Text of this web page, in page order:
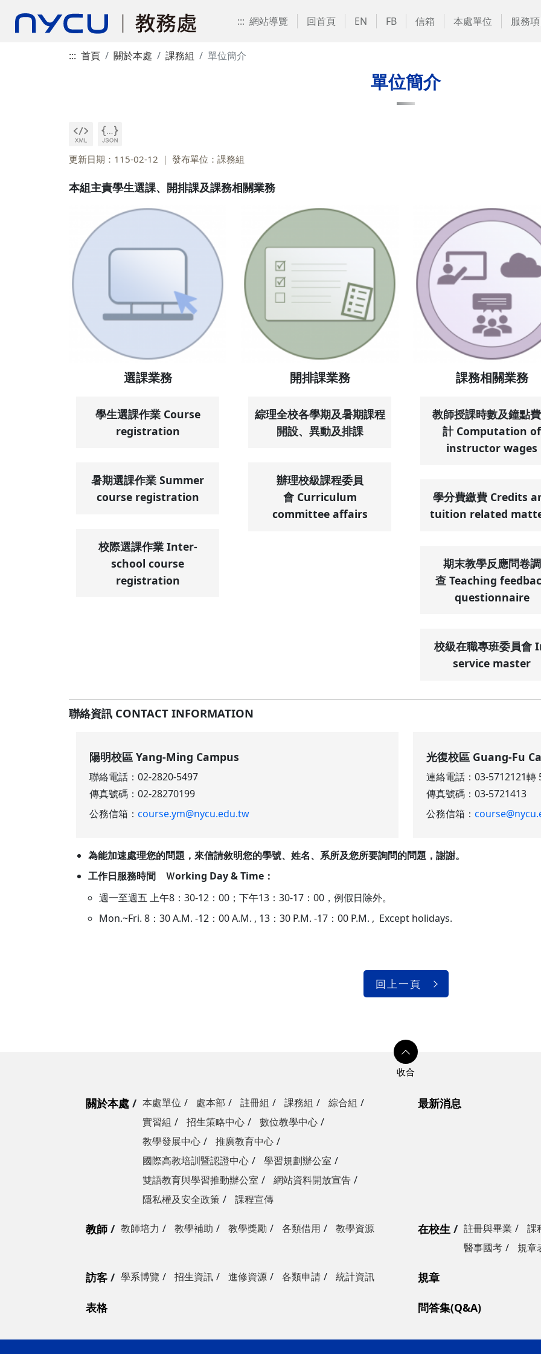
::: 網站導覽 回首頁 EN FB 信箱 本處單位 服務項
::: 首頁 關於本處 課務組 單位簡介
單位簡介
更新日期：115-02-12 發布單位：課務組
本組主責學生選課、開排課及課務相關業務
選課業務
學生選課作業 Course
registration
暑期選課作業 Summer
course registration
校際選課作業 Inter-
school course
registration
開排課業務
綜理全校各學期及暑期課程
開設、異動及排課
辦理校級課程委員
會 Curriculum
committee affairs
課務相關業務
教師授課時數及鐘點
計 Computation of
instructor wages
學分費繳費 Credits
tuition related
期末教學反應問卷調
查 Teaching
questionnaire
校級在職專班委員會
service master
聯絡資訊 CONTACT INFORMATION
陽明校區 Yang-Ming Campus
聯絡電話：02-2820-5497
傳真號碼：02-28270199
公務信箱： course.ym@nycu.edu.tw
光復校區 Guang-Fu
連絡電話：03-5712121轉
傳真號碼：03-5721413
公務信箱：
為能加速處理您的問題，來信請敘明您的學號、姓名、系所及您所要詢問的問題，謝謝。
工作日服務時間 Ｗorking Day & Time：
週一至週五 上午8：30-12：00；下午13：30-17：00，例假日除外。
Mon.~Fri. 8：30 A.M. -12：00 A.M. , 13：30 P.M. -17：00 P.M. , Except holidays.
回上一頁
關於本處 本處單位 處本部 註冊組 課務組
綜合組
實習組
招生策略中心
數位教學中心
教學發展中心
推廣教育中心
國際高教培訓暨認證中心
學習規劃辦公室
雙語教育與學習推動辦公室
網站資料開放宣告
隱私權及安全政策
課程宣傳
最新消息
教師 教師培力 教學補助 教學獎勵 各類借用 教學資源 在校生 註冊與畢業 課
醫事國考
規章
訪客 學系博覽 招生資訊 進修資源 各類申請 統計資訊 規章
表格 問答集(Q&A)